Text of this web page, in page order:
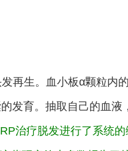
再生。血小板α颗粒内
发育。抽取自己的血液
治疗脱发进行了系统的